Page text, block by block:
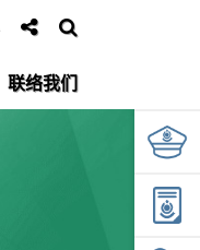
联络我们